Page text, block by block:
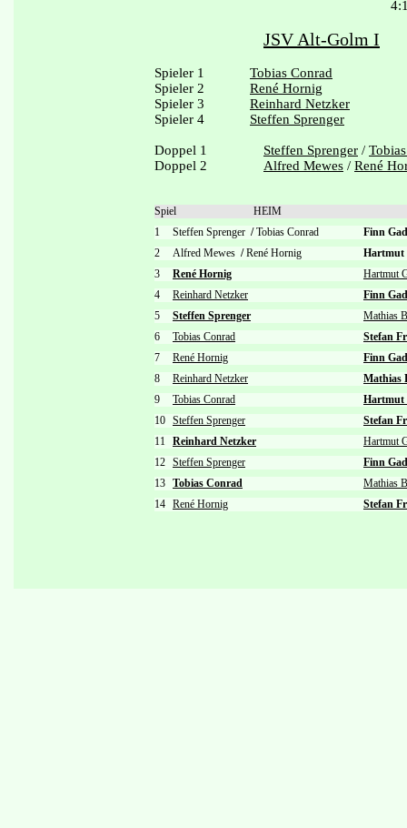
JSV Alt-Golm I
Spieler 1
Tobias Conrad
Spieler 2
René Hornig
Spieler 3
Reinhard Netzker
Spieler 4
Steffen Sprenger
Doppel 1 Steffen Sprenger /
Doppel 2
Alfred Mewes / René
Spiel
HEIM
1
Steffen Sprenger /Tobias Conrad
Finn
2
Alfred Mewes /René Hornig
3
René Hornig
Hartmut
4
Reinhard Netzker
Finn
5
Steffen Sprenger
Mathias
6
Tobias Conrad
Stefan
7
René Hornig
Finn
8
Reinhard Netzker
Mathias
9
Tobias Conrad
Hartmut
10 Steffen Sprenger
Stefan
11 Reinhard Netzker
Hartmut
12 Steffen Sprenger
Finn
13 Tobias Conrad
Mathias
14 René Hornig Stefan